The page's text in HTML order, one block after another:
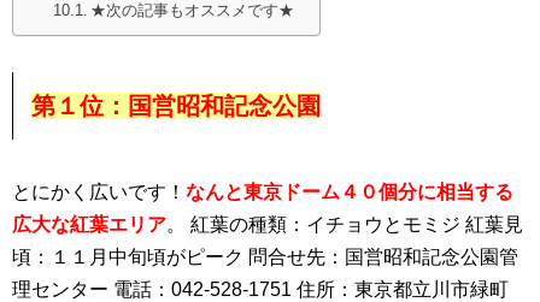
★次の記事もオススメです★
第１位：国営昭和記念公園
とにかく広いです！ なんと東京ドーム４０個分に相当する
広大な紅葉エリア。 紅葉の種類：イチョウとモミジ 紅葉見
頃：１１月中旬頃がピーク 問合せ先：国営昭和記念公園管
理センター 電話：042-528-1751 住所：東京都立川市緑町